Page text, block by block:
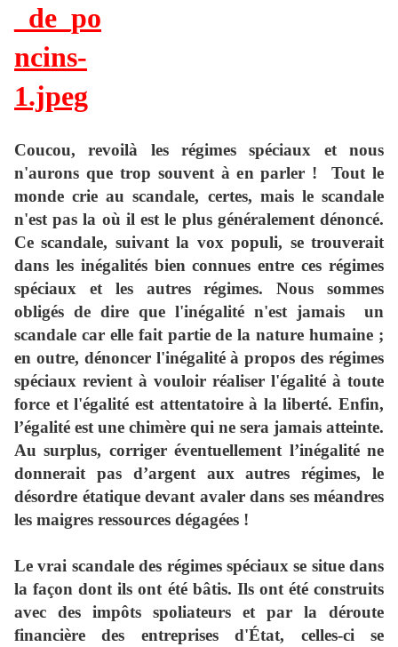
Coucou, revoilà les régimes spéciaux et nous
n'aurons que trop souvent à en parler !
Tout le
monde crie au scandale, certes, mais le scandale
n'est pas la où il est le plus généralement dénoncé.
Ce scandale, suivant la vox populi, se trouverait
dans les inégalités bien connues entre ces régimes
spéciaux et les autres régimes. Nous sommes
obligés de dire que l'inégalité n'est jamais un
scandale car elle fait partie de la nature humaine ;
en outre, dénoncer l'inégalité à propos des régimes
spéciaux revient à vouloir réaliser l'égalité à toute
force et l'égalité est attentatoire à la liberté. Enfin,
l’égalité est une chimère qui ne sera jamais atteinte.
Au surplus, corriger éventuellement l’inégalité ne
donnerait pas d’argent aux autres régimes, le
désordre étatique devant avaler dans ses méandres
les maigres ressources dégagées !
Le vrai scandale des régimes spéciaux se situe dans
la façon dont ils ont été bâtis. Ils ont été construits
avec des impôts spoliateurs et par la déroute
financière des entreprises d'État, celles-ci se